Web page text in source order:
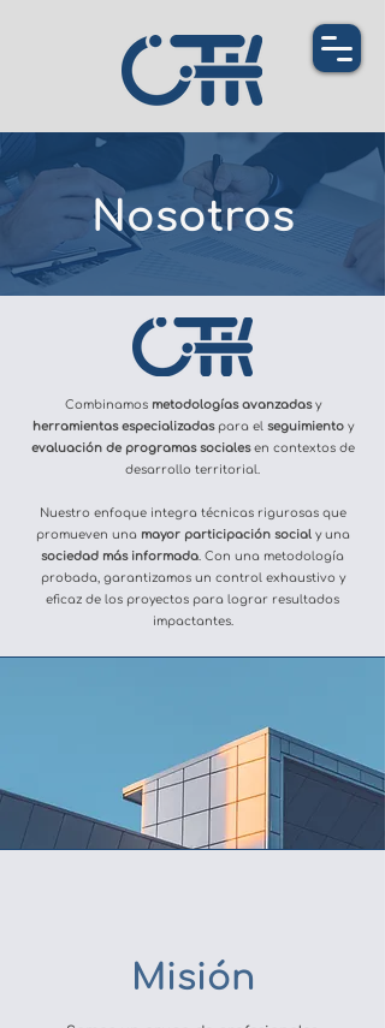
Nosotros
Combinamos metodologías avanzadasy
herramientas especializadaspara el seguimiento y
evaluación de programas socialesen contextos de
desarrollo territorial.
Nuestro enfoque integra técnicas rigurosas que
promueven unamayor participación socialy una
sociedad más informada . Con una metodología
probada, garantizamos un control exhaustivo y
eficaz de los proyectos para lograr resultados
impactantes.
Misión